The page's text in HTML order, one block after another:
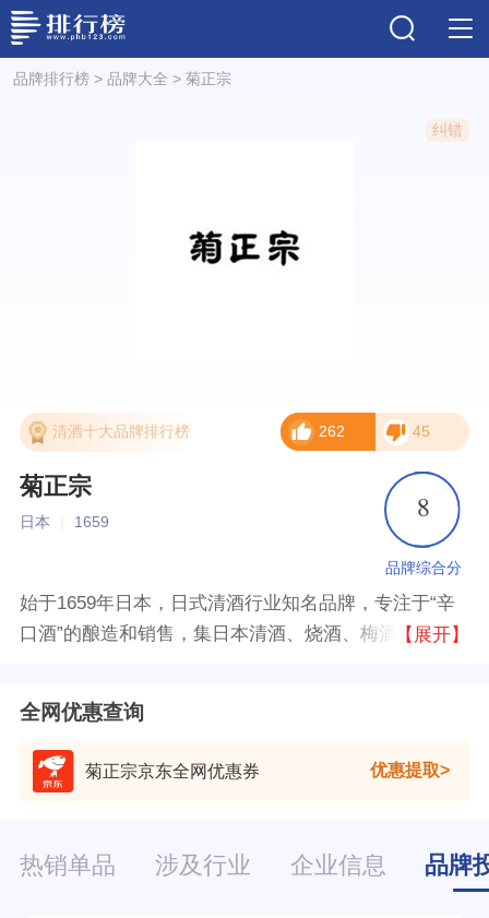
品牌排行榜> 品牌大全 > 菊正宗
纠错
清酒十大品牌排行榜 262 45
菊正宗
日本 1659 8
品牌综合分
始于1659年日本，日式清酒行业知名品牌，专注于“辛
口酒”的酿造和销售，集日本清酒、烧酒、梅酒的生产
【展开】
全网优惠查询
菊正宗京东全网优惠券 优惠提取
热销单品 涉及行业 企业信息 品牌